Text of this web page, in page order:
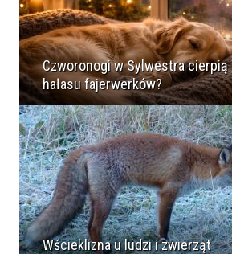
Czworonogi w Sylwestra cierpią
hałasu fajerwerków?
Wścieklizna u ludzi i zwierząt